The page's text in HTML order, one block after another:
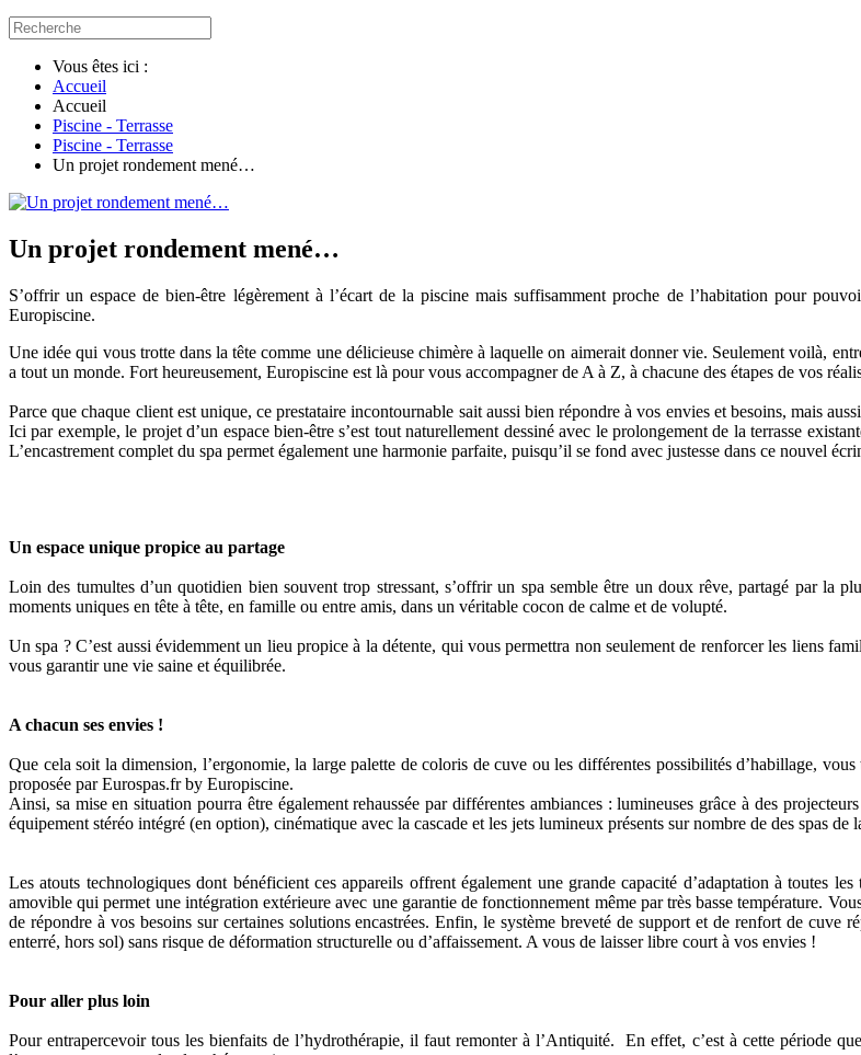
Vous êtes ici :
Accueil
Accueil
Piscine - Terrasse
Piscine - Terrasse
Un projet rondement mené…
Un projet rondement mené…
S’offrir un espace de bien-être légèrement à l’écart de la piscine mais suffisamment proche de l’habitation pour
Europiscine.
Une idée qui vous trotte dans la tête comme une délicieuse chimère à laquelle on aimerait donner vie. Seulement voilà,
a tout un monde. Fort heureusement, Europiscine est là pour vous accompagner de A à Z, à chacune des étapes de vos
Parce que chaque client est unique, ce prestataire incontournable sait aussi bien répondre à vos envies et besoins, mais
Ici par exemple, le projet d’un espace bien-être s’est tout naturellement dessiné avec le prolongement de la terrasse
L’encastrement complet du spa permet également une harmonie parfaite, puisqu’il se fond avec justesse dans ce nouvel
Un espace unique propice au partage
Loin des tumultes d’un quotidien bien souvent trop stressant, s’offrir un spa semble être un doux rêve, partagé par la
moments uniques en tête à tête, en famille ou entre amis, dans un véritable cocon de calme et de volupté.
Un spa ? C’est aussi évidemment un lieu propice à la détente, qui vous permettra non seulement de renforcer les liens
vous garantir une vie saine et équilibrée.
A chacun ses envies !
Que cela soit la dimension, l’ergonomie, la large palette de coloris de cuve ou les différentes possibilités d’habillage,
proposée par Eurospas.fr by Europiscine.
Ainsi, sa mise en situation pourra être également rehaussée par différentes ambiances : lumineuses grâce à des
équipement stéréo intégré (en option), cinématique avec la cascade et les jets lumineux présents sur nombre de des spas de
Les atouts technologiques dont bénéficient ces appareils offrent également une grande capacité d’adaptation à toutes
amovible qui permet une intégration extérieure avec une garantie de fonctionnement même par très basse température.
de répondre à vos besoins sur certaines solutions encastrées. Enfin, le système breveté de support et de renfort de cuve
enterré, hors sol) sans risque de déformation structurelle ou d’affaissement. A vous de laisser libre court à vos envies !
Pour aller plus loin
Pour entrapercevoir tous les bienfaits de l’hydrothérapie, il faut remonter à l’Antiquité. En effet, c’est à cette période